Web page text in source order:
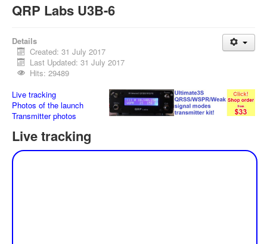
QRP Labs U3B-6
Details
Created: 31 July 2017
Last Updated: 31 July 2017
Hits: 29489
Live tracking
Photos of the launch
Transmitter photos
Live tracking